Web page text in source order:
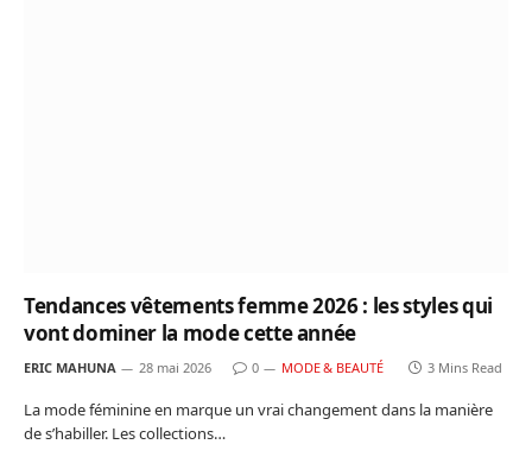
Tendances vêtements femme 2026 : les styles qui
vont dominer la mode cette année
ERIC MAHUNA 28 mai 2026 0 MODE & BEAUTÉ 3 Mins Read
La mode féminine en marque un vrai changement dans la manière
de s’habiller. Les collections…